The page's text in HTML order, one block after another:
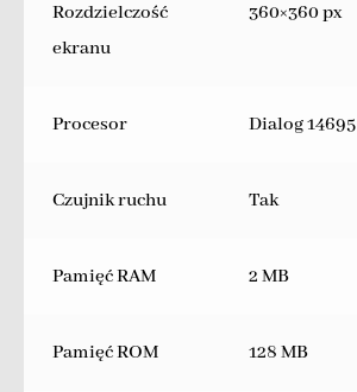
Rozdzielczość
ekranu
360×360 px
Procesor Dialog 14695
Czujnik ruchu Tak
Pamięć RAM 2 MB
Pamięć ROM 128 MB